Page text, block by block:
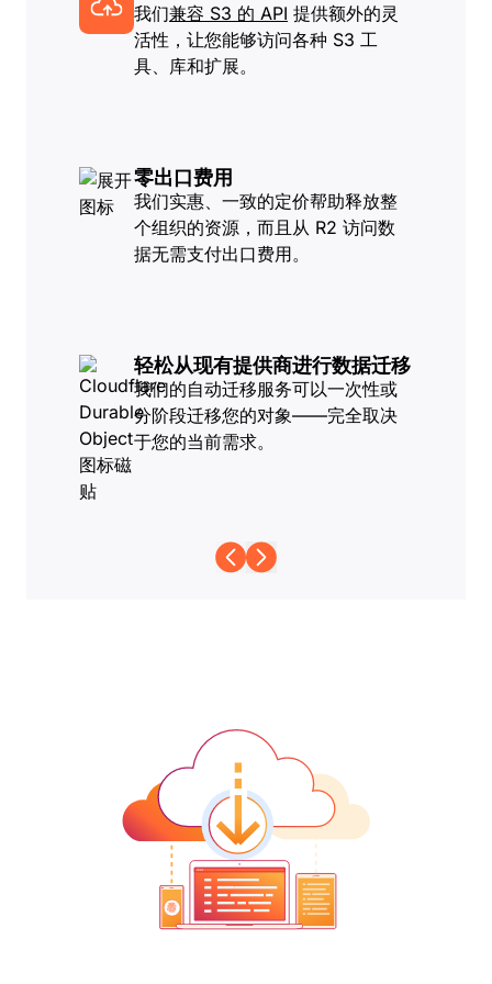
我们兼容 S3 的 API 提供额外的灵
活性，让您能够访问各种 S3 工
具、库和扩展。
零出口费用
我们实惠、一致的定价帮助释放整
个组织的资源，而且从 R2 访问数
据无需支付出口费用。
轻松从现有提供商进行数据迁移
我们的自动迁移服务可以一次性或
分阶段迁移您的对象——完全取决
于您的当前需求。